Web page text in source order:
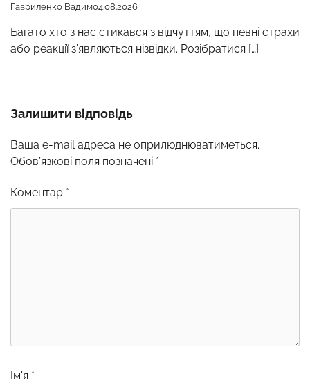
Гавриленко Вадим04.08.2026
Багато хто з нас стикався з відчуттям, що певні страхи
або реакції з’являються нізвідки. Розібратися […]
Залишити відповідь
Ваша e-mail адреса не оприлюднюватиметься.
Обов’язкові поля позначені *
Коментар *
Ім'я *